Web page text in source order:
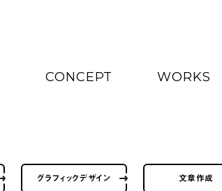
CONCEPT WORKS
グラフィックデザイン 文章作成